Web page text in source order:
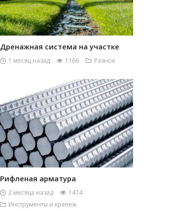
Дренажная система на участке
1 месяц назад 1166 Разное
Рифленая арматура
2 месяца назад
1474
Инструменты и крепеж